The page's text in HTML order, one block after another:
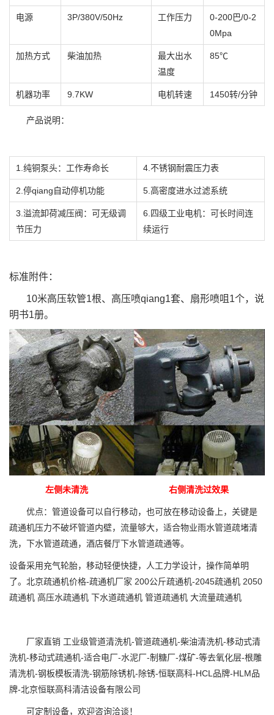
电源 3P/380V/50Hz 工作压力
0-200巴/0-2
0Mpa
加热方式 柴油加热
最大出水
温度
85℃
机器功率 9.7KW 电机转速 1450转/分钟
产品说明：
1.纯铜泵头：工作寿命长 4.不锈钢耐震压力表
2.停qiang自动停机功能 5.高密度进水过滤系统
3.溢流卸荷减压阀：可无级调
节压力
6.四级工业电机：可长时间连
续运行
标准附件：
10米高压软管1根、高压喷qiang1套、扇形喷咀 1个，说
明书1册。
左侧未清洗 右侧清洗过效果
优点：管道设备可以自行移动，也可放在移动设备上，关键是
疏通机压力不破坏管道内壁，流量够大，适合物业雨水管道疏堵清
洗，下水管道疏通，酒店餐厅下水管道疏通等。
设备采用充气轮胎，移动轻便快捷，人工力学设计，操作简单明
了。北京疏通机价格-疏通机厂家 200公斤疏通机-2045疏通机 2050
疏通机 高压水疏通机 下水道疏通机 管道疏通机 大流量疏通机
厂家直销 工业级管道清洗机-管道疏通机-柴油清洗机-移动式清
洗机-移动式疏通机-适合电厂-水泥厂-制糖厂-煤矿-等去氧化层-根雕
清洗机-钢板模板清洗-钢筋除锈机-除锈-恒联高科-HCL品牌-HLM品
牌-北京恒联高科清洁设备有限公司
可定制设备，欢迎咨询洽谈！